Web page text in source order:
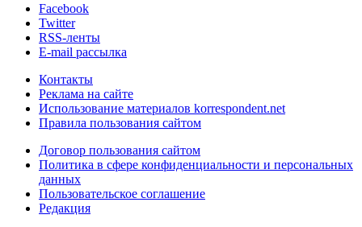
Facebook
Twitter
RSS-ленты
E-mail рассылка
Контакты
Реклама на сайте
Использование материалов korrespondent.net
Правила пользования сайтом
Договор пользования сайтом
Политика в сфере конфиденциальности и персональных
данных
Пользовательское соглашение
Редакция